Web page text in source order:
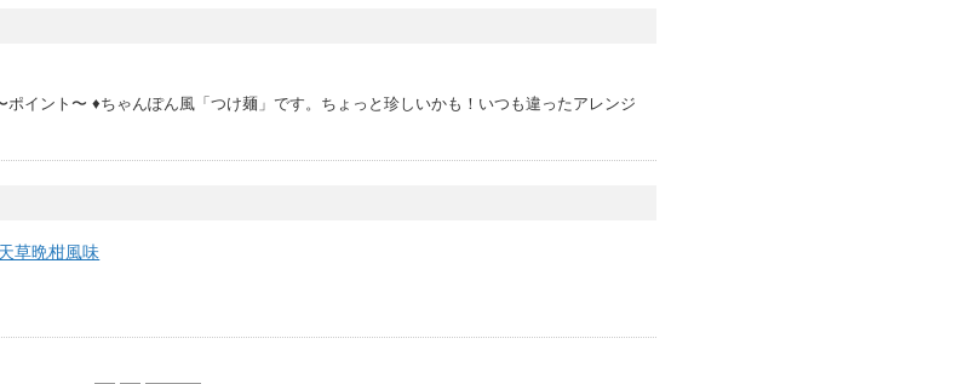
イント〜 ♦ちゃんぽん風「つけ麺」です。ちょっと珍しいかも！いつも違ったアレンジ
草晩柑風味